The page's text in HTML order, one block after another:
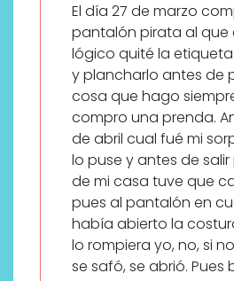
El día 27 de marzo
pantalón pirata al que
lógico quité la
y plancharlo antes de
cosa que hago
compro una prenda.
de abril cual fué mi
lo puse y antes de
de mi casa tuve que
pues al pantalón en
había abierto la
lo rompiera yo, no, si
se safó, se abrió. Pues